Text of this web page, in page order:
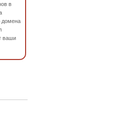
в
домена
ваши